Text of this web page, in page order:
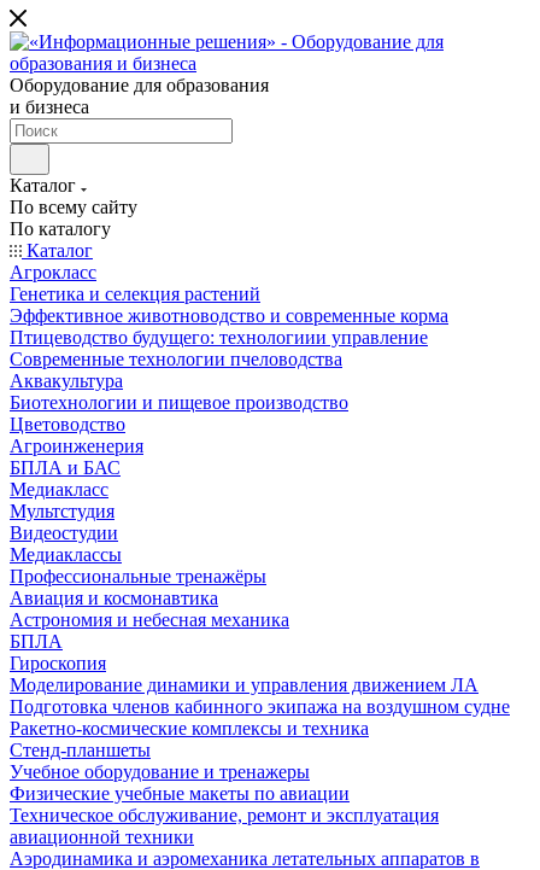
Оборудование для образования
и бизнеса
Каталог
По всему сайту
По каталогу
Каталог
Агрокласс
Генетика и селекция растений
Эффективное животноводство и современные корма
Птицеводство будущего: технологиии управление
Современные технологии пчеловодства
Аквакультура
Биотехнологии и пищевое производство
Цветоводство
Агроинженерия
БПЛА и БАС
Медиакласс
Мультстудия
Видеостудии
Медиаклассы
Профессиональные тренажёры
Авиация и космонавтика
Астрономия и небесная механика
БПЛА
Гироскопия
Моделирование динамики и управления движением ЛА
Подготовка членов кабинного экипажа на воздушном судне
Ракетно-космические комплексы и техника
Стенд-планшеты
Учебное оборудование и тренажеры
Физические учебные макеты по авиации
Техническое обслуживание, ремонт и эксплуатация
авиационной техники
Аэродинамика и аэромеханика летательных аппаратов в